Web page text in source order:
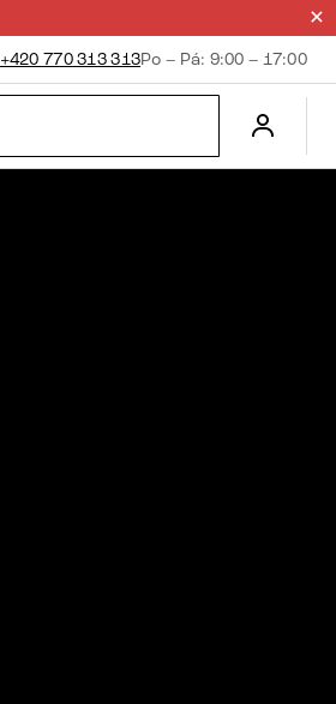
+420 770 313 313Po – Pá: 9:00 – 17:00